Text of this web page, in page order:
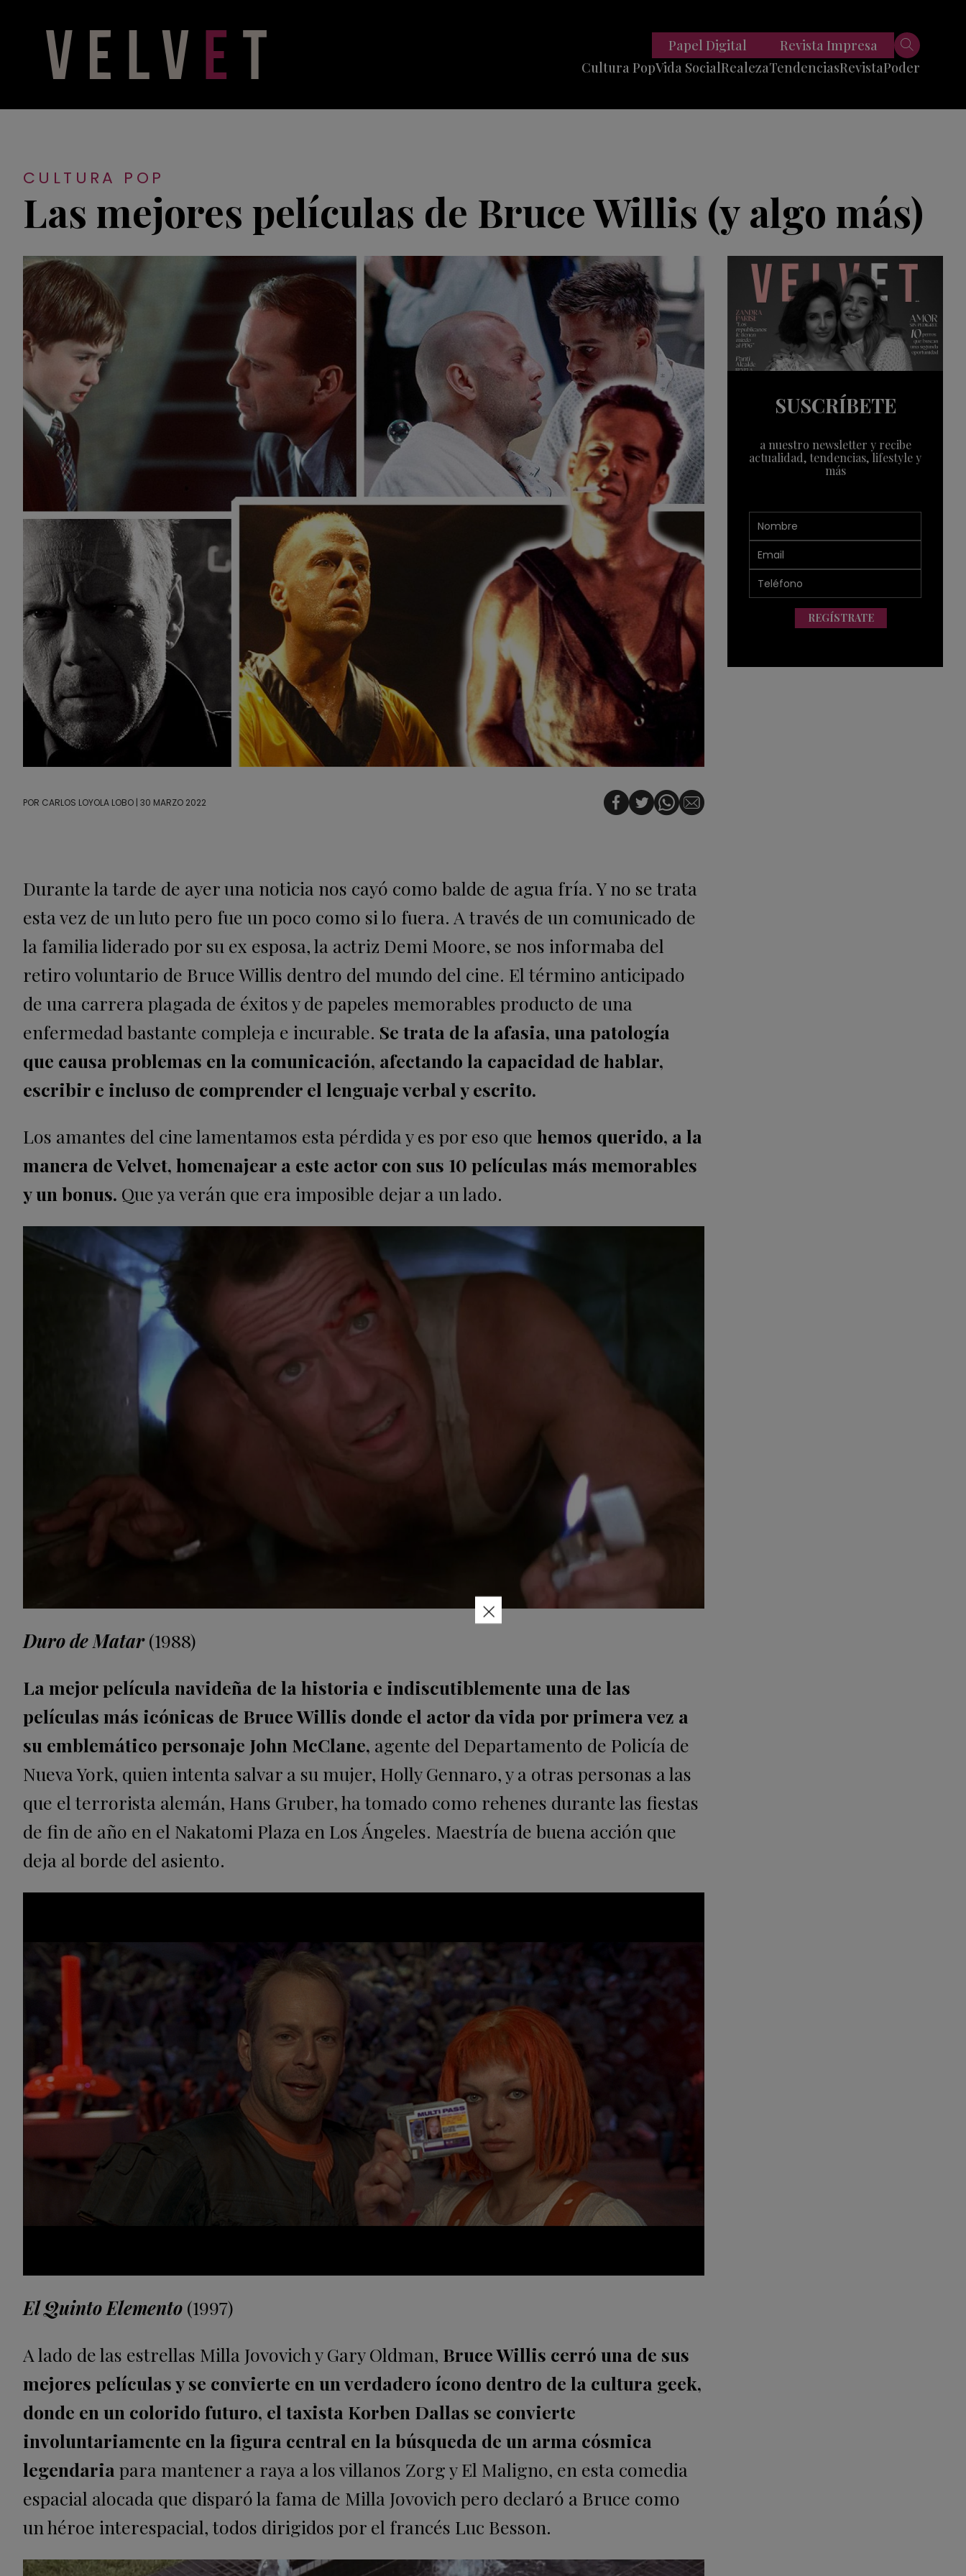
Cultura PopVida SocialRealezaTendencias
Viajes
Tech
RevistaPoder
Papel Digital Revista Impresa
CULTURA POP
Las mejores películas de Bruce Willis (y algo más)
POR CARLOS LOYOLA LOBO | 30 MARZO 2022
Durante la tarde de ayer una noticia nos cayó como balde de agua fría. Y no se trata
esta vez de un luto pero fue un poco como si lo fuera. A través de un comunicado de
la familia liderado por su ex esposa, la actriz Demi Moore, se nos informaba del
retiro voluntario de Bruce Willis dentro del mundo del cine. El término anticipado
de una carrera plagada de éxitos y de papeles memorables producto de una
enfermedad bastante compleja e incurable. Se trata de la afasia, una patología
que causa problemas en la comunicación, afectando la capacidad de hablar,
escribir e incluso de comprender el lenguaje verbal y escrito.
Los amantes del cine lamentamos esta pérdida y es por eso que hemos querido, a la
manera de Velvet, homenajear a este actor con sus 10 películas más memorables
y un bonus. Que ya verán que era imposible dejar a un lado.
Duro de Matar(1988)
La mejor película navideña de la historia e indiscutiblemente una de las
películas más icónicas de Bruce Willis donde el actor da vida por primera vez a
su emblemático personaje John McClane, agente del Departamento de Policía de
Nueva York, quien intenta salvar a su mujer, Holly Gennaro, y a otras personas a las
que el terrorista alemán, Hans Gruber, ha tomado como rehenes durante las fiestas
de fin de año en el Nakatomi Plaza en Los Ángeles. Maestría de buena acción que
deja al borde del asiento.
El Quinto Elemento (1997)
A lado de las estrellas Milla Jovovich y Gary Oldman, Bruce Willis cerró una de sus
mejores películas y se convierte en un verdadero ícono dentro de la cultura geek,
donde en un colorido futuro, el taxista Korben Dallas se convierte
involuntariamente en la figura central en la búsqueda de un arma cósmica
legendaria para mantener a raya a los villanos Zorg y El Maligno, en esta comedia
espacial alocada que disparó la fama de Milla Jovovich pero declaró a Bruce como
un héroe interespacial, todos dirigidos por el francés Luc Besson.
SUSCRÍBETE
a nuestro newsletter y recibe
actualidad, tendencias, lifestyle y
más
REGÍSTRATE
×